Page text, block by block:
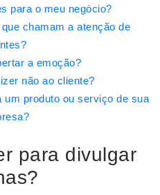
para o meu negócio?
chamam a atenção de
a emoção?
não ao cliente?
um produto ou serviço de sua
para divulgar